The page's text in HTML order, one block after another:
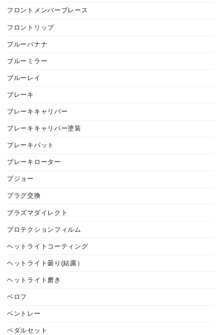
フロントメンバーブレース
フロントリップ
ブルーバナナ
ブルーミラー
ブルーレイ
ブレーキ
ブレーキキャリパー
ブレーキキャリパー塗装
ブレーキパット
ブレーキローター
プジョー
プラグ交換
プラズマダイレクト
プロテクションフィルム
ヘットライトコーティング
ヘットライト曇り(結露）
ヘットライト磨き
ベロフ
ベントレー
ペダルセット